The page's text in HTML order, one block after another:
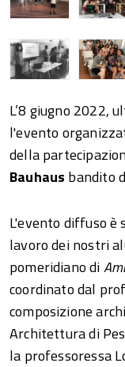
L’8 giugno 2022,
l'evento
della
Bauhaus bandito
L'evento diffuso è
lavoro dei nostri
pomeridiano di
coordinato dal
composizione
Architettura di
la professoressa